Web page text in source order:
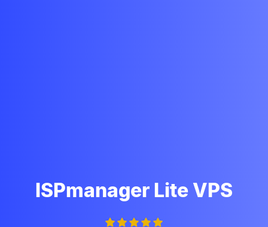
ISPmanager Lite VPS